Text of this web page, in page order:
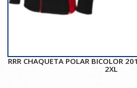
RRR CHAQUETA POLAR BICOLOR
2XL